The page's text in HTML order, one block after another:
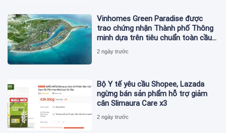
Vinhomes Green Paradise được
trao chứng nhận Thành phố Thông
minh dựa trên tiêu chuẩn toàn cầu
ISO 37122
2 ngày trước
Bộ Y tế yêu cầu Shopee, Lazada
ngừng bán sản phẩm hỗ trợ giảm
cân Slimaura Care x3
2 ngày trước